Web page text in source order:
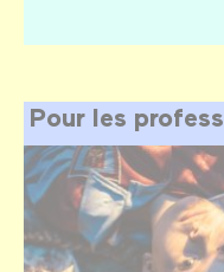
Pour les